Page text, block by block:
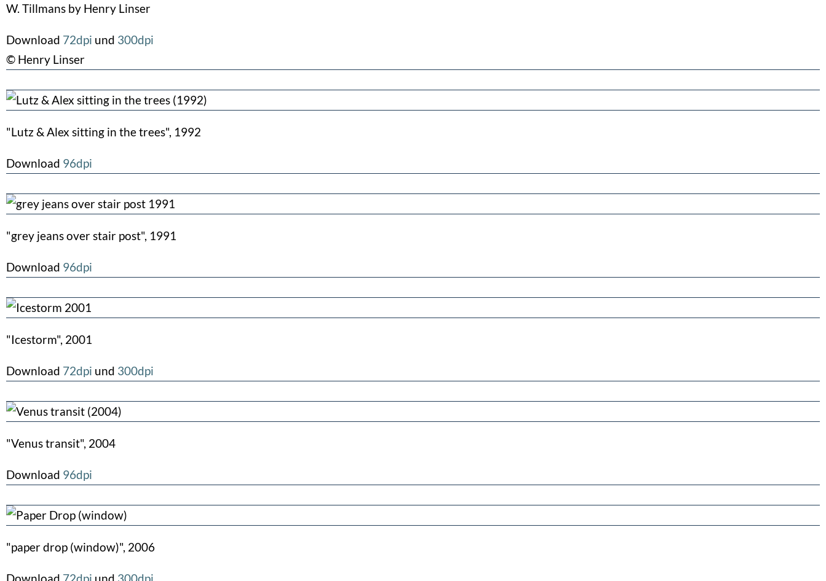
W. Tillmans by Henry Linser
Download 72dpi und 300dpi
© Henry Linser
"Lutz & Alex sitting in the trees", 1992
Download 96dpi
"grey jeans over stair post", 1991
Download 96dpi
"Icestorm", 2001
Download 72dpi und 300dpi
"Venus transit", 2004
Download 96dpi
"paper drop (window)", 2006